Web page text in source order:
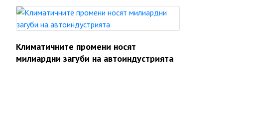
Климатичните промени носят
милиардни загуби на автоиндустрията